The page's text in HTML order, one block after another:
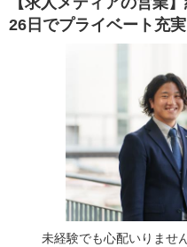
26日でプライベート充実
未経験でも心配いりませ